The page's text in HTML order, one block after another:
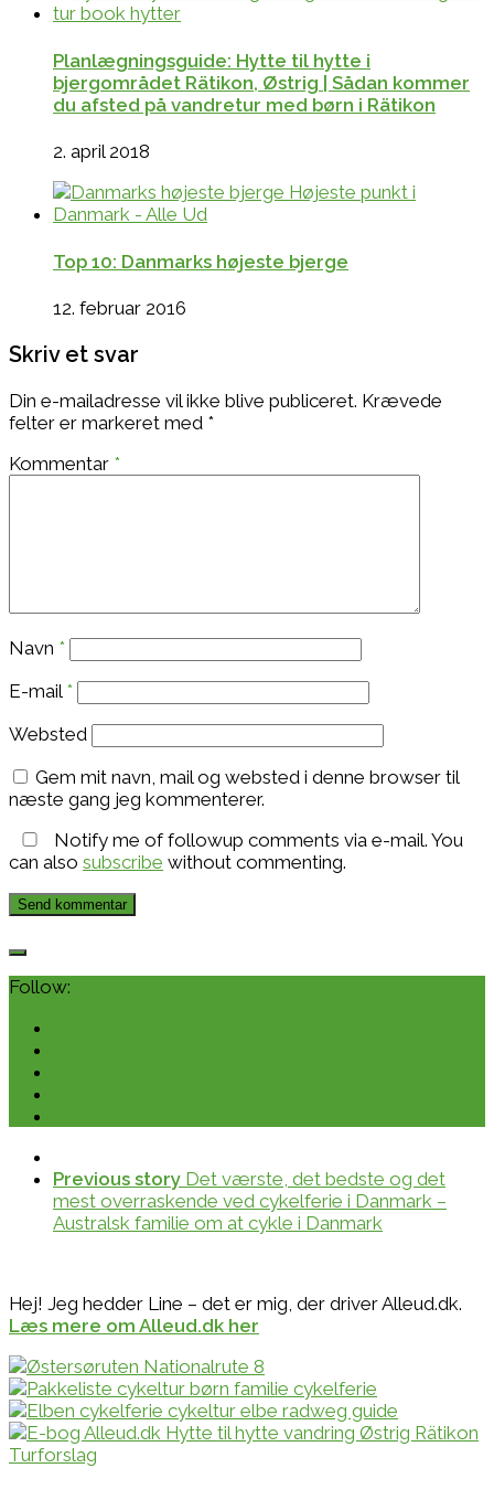
Planlægningsguide: Hytte til hytte i
bjergområdet Rätikon, Østrig | Sådan kommer
du afsted på vandretur med børn i Rätikon
2. april 2018
Top 10: Danmarks højeste bjerge
12. februar 2016
Skriv et svar
Din e-mailadresse vil ikke blive publiceret. Krævede
felter er markeret med *
Kommentar *
Navn *
E-mail *
Websted
Gem mit navn, mail og websted i denne browser til
næste gang jeg kommenterer.
Notify me of followup comments via e-mail. You
can also subscribe without commenting.
Follow:
Previous story Det værste, det bedste og det
mest overraskende ved cykelferie i Danmark –
Australsk familie om at cykle i Danmark
Hej! Jeg hedder Line – det er mig, der driver Alleud.dk.
Læs mere om Alleud.dk her